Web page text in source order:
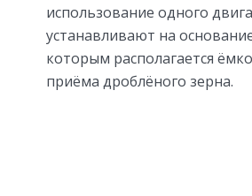
использование одного
устанавливают на
которым располагается
приёма дроблёного зерна.